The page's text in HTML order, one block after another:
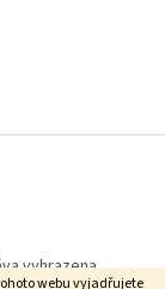
webu vyjadřujete
vyhrazena.